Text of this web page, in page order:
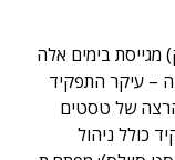
מגייסת בימים אלה
– עיקר התפקיד
של טסטים
כולל ניהול